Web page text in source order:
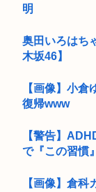
明
奥田いろはち
木坂46】
【画像】小
復帰www
【警告】
で『この習慣
【画像】倉